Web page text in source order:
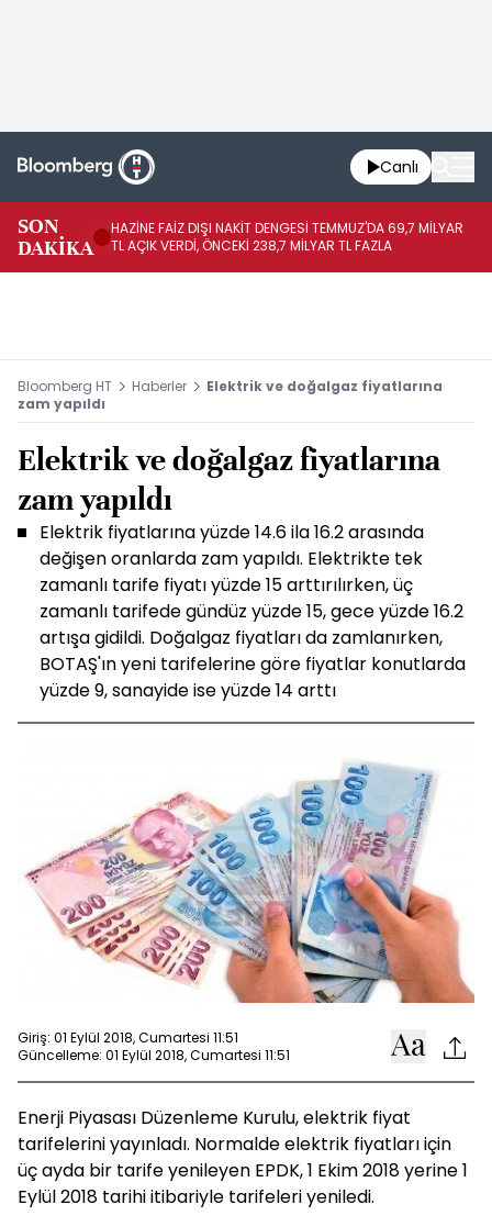
Canlı
SON
DAKİKA
HAZİNE FAİZ DIŞI NAKİT DENGESİ TEMMUZ'DA 69,7 MİLYAR
TL AÇIK VERDİ, ÖNCEKİ 238,7 MİLYAR TL FAZLA
Bloomberg HT Haberler
Elektrik ve doğalgaz fiyatlarına
zam yapıldı
Elektrik ve doğalgaz fiyatlarına
zam yapıldı
Elektrik fiyatlarına yüzde 14.6 ila 16.2 arasında
değişen oranlarda zam yapıldı. Elektrikte tek
zamanlı tarife fiyatı yüzde 15 arttırılırken, üç
zamanlı tarifede gündüz yüzde 15, gece yüzde 16.2
artışa gidildi. Doğalgaz fiyatları da zamlanırken,
BOTAŞ'ın yeni tarifelerine göre fiyatlar konutlarda
yüzde 9, sanayide ise yüzde 14 arttı
Giriş: 01 Eylül 2018, Cumartesi 11:51
Güncelleme: 01 Eylül 2018, Cumartesi 11:51
Enerji Piyasası Düzenleme Kurulu, elektrik fiyat
tarifelerini yayınladı. Normalde elektrik fiyatları için
üç ayda bir tarife yenileyen EPDK, 1 Ekim 2018 yerine 1
Eylül 2018 tarihi itibariyle tarifeleri yeniledi.